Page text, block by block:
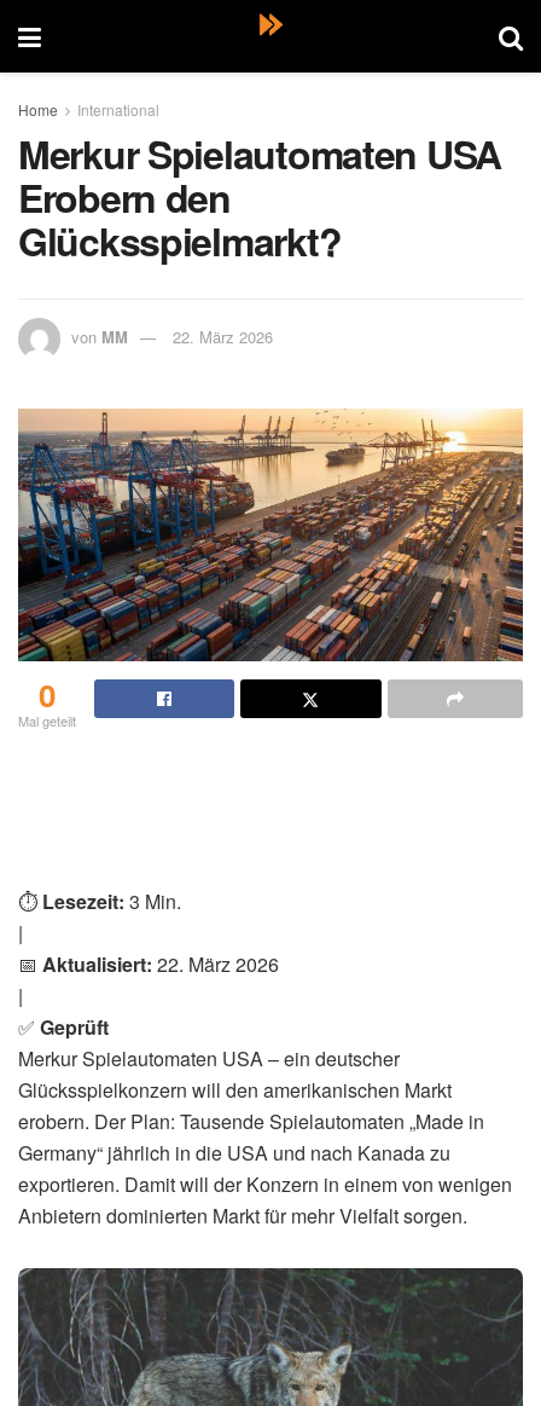
Home International
Merkur Spielautomaten USA
Erobern den
Glücksspielmarkt?
von MM 22. März 2026
0
Mal geteilt
⏱️ Lesezeit: 3 Min.
|
📅 Aktualisiert: 22. März 2026
|
✅ Geprüft
Merkur Spielautomaten USA – ein deutscher
Glücksspielkonzern will den amerikanischen Markt
erobern. Der Plan: Tausende Spielautomaten „Made in
Germany“ jährlich in die USA und nach Kanada zu
exportieren. Damit will der Konzern in einem von wenigen
Anbietern dominierten Markt für mehr Vielfalt sorgen.